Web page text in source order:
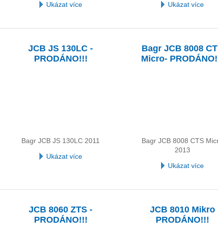
Ukázat více
Ukázat více
JCB JS 130LC -
PRODÁNO!!!
Bagr JCB JS 130LC 2011
Ukázat více
Bagr JCB 8008
Micro-
Bagr JCB 8008 CTS
2013
Ukázat více
JCB 8060 ZTS -
PRODÁNO!!!
JCB 8010 Mikro
PRODÁNO!!!